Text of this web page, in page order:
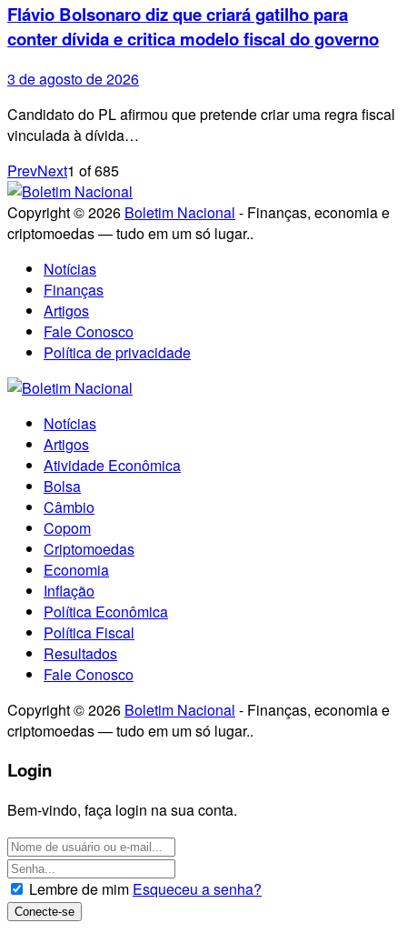
Flávio Bolsonaro diz que criará gatilho para
conter dívida e critica modelo fiscal do governo
3 de agosto de 2026
Candidato do PL afirmou que pretende criar uma regra fiscal
vinculada à dívida…
PrevNext1 of685
Copyright © 2026 Boletim Nacional - Finanças, economia e
criptomoedas — tudo em um só lugar..
Notícias
Finanças
Artigos
Fale Conosco
Política de privacidade
Notícias
Artigos
Atividade Econômica
Bolsa
Câmbio
Copom
Criptomoedas
Economia
Inflação
Política Econômica
Política Fiscal
Resultados
Fale Conosco
Copyright © 2026 Boletim Nacional - Finanças, economia e
criptomoedas — tudo em um só lugar..
Login
Bem-vindo, faça login na sua conta.
Lembre de mim Esqueceu a senha?